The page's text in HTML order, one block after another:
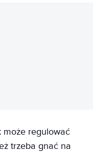
może regulować
trzeba gnać na